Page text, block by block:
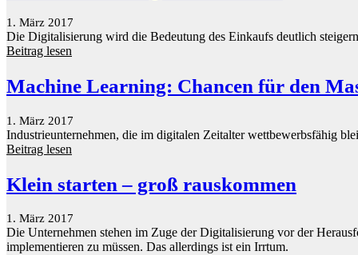
1. März 2017
Die Digitalisierung wird die Bedeutung des Einkaufs deutlich
Beitrag lesen
Machine Learning: Chancen für den
1. März 2017
Industrieunternehmen, die im digitalen Zeitalter wettbewerbsfähig
Beitrag lesen
Klein starten – groß rauskommen
1. März 2017
Die Unternehmen stehen im Zuge der Digitalisierung vor der
implementieren zu müssen. Das allerdings ist ein Irrtum.